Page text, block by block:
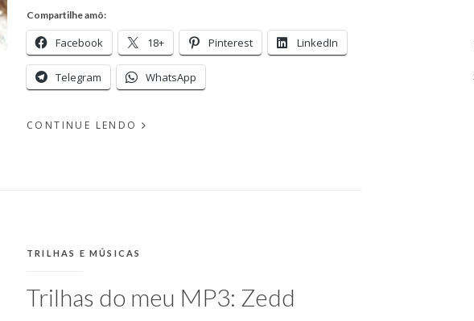
Compartilhe amô:
Facebook 18+ Pinterest LinkedIn
Telegram WhatsApp
CONTINUE LENDO
CATEGORIAS:
TRILHAS E MÚSICAS
Trilhas do meu MP3: Zedd